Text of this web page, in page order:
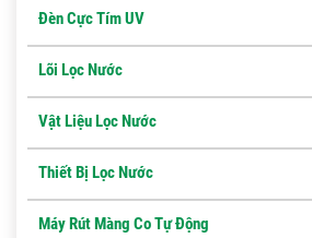
Đèn Cực Tím UV
Lõi Lọc Nước
Vật Liệu Lọc Nước
Thiết Bị Lọc Nước
Máy Rút Màng Co Tự Động